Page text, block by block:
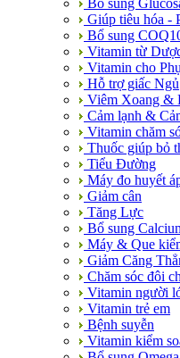
Bổ sung
Giúp tiêu hóa -
Bổ sung
Vitamin từ
Vitamin cho
Hỗ trợ giấc Ngủ
Viêm Xoang &
Cảm lạnh &
Vitamin chăm
Thuốc giúp bỏ
Tiểu Đường
Máy đo huyết
Giảm cân
Tăng Lực
Bổ sung
Máy & Que
Giảm Căng
Chăm sóc đôi
Vitamin người
Vitamin trẻ em
Bệnh suyễn
Vitamin kiểm